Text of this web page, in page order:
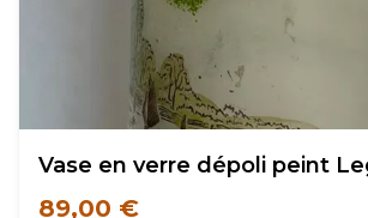
Vase en verre dépoli peint
89,00 €